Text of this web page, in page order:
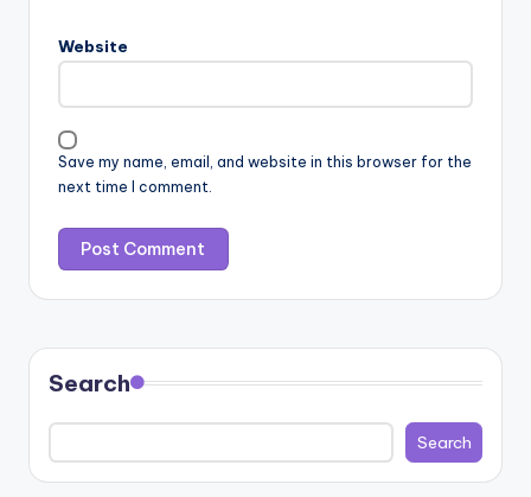
Website
Save my name, email, and website in this browser for the
next time I comment.
Search
Search